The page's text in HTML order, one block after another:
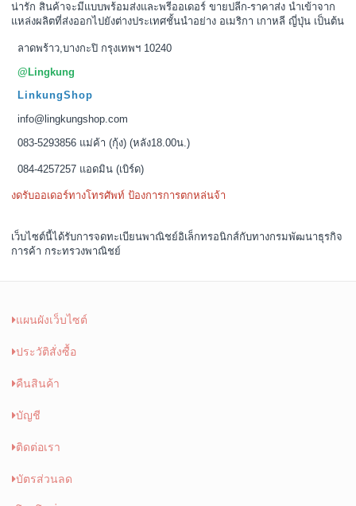
น่ารัก สินค้าจะมีแบบพร้อมส่งและพรีออเดอร์ ขายปลีก-ราคาส่ง นำเข้าจาก
แหล่งผลิตที่ส่งออกไปยังต่างประเทศชั้นนำอย่าง อเมริกา เกาหลี ญี่ปุ่น เป็นต้น
ลาดพร้าว,บางกะปิ กรุงเทพฯ 10240
@Lingkung
LinkungShop
info@lingkungshop.com
083-5293856 แม่ค้า (กุ้ง) (หลัง18.00น.)
084-4257257 แอดมิน (เบิร์ด)
งดรับออเดอร์ทางโทรศัพท์ ป้องการการตกหล่นจ้า
เว็บไซต์นี้ได้รับการจดทะเบียนพาณิชย์อิเล็กทรอนิกส์กับทางกรมพัฒนาธุรกิจ
การค้า กระทรวงพาณิชย์
แผนผังเว็บไซต์
ประวัติสั่งซื้อ
คืนสินค้า
บัญชี
ติดต่อเรา
บัตรส่วนลด